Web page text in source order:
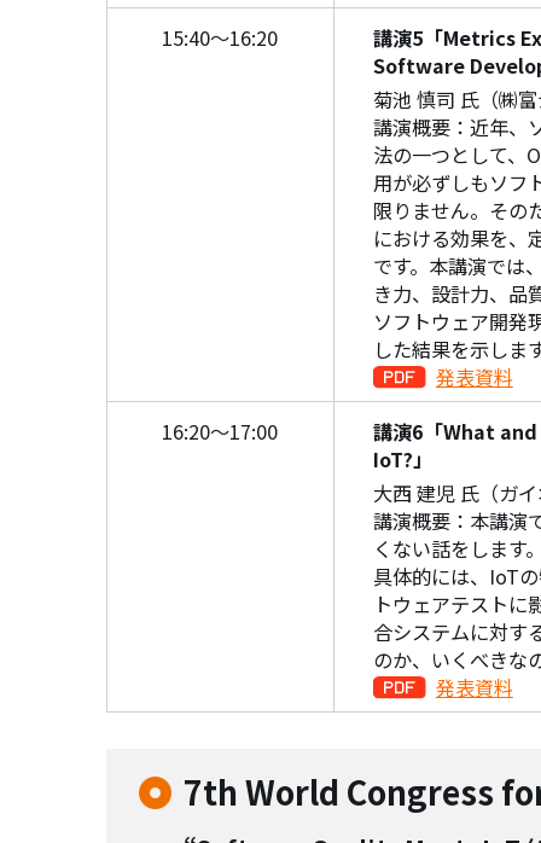
15:40～16:20
講演5「Metrics
Software
菊池 慎司 氏（㈱
講演概要：近年、
法の一つとして、
用が必ずしもソフ
限りません。その
における効果を、
です。本講演では
き力、設計力、品
ソフトウェア開発
した結果を示しま
発表資料
16:20～17:00
講演6「What
IoT?」
大西 建児 氏（ガ
講演概要：本講演
くない話をします
具体的には、IoT
トウェアテストに
合システムに対す
のか、いくべきな
発表資料
7th World Congress